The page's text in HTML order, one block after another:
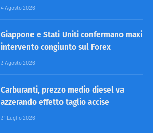
4 Agosto 2026
Giappone e Stati Uniti confermano maxi
intervento congiunto sul Forex
3 Agosto 2026
Carburanti, prezzo medio diesel va
azzerando effetto taglio accise
31 Luglio 2026